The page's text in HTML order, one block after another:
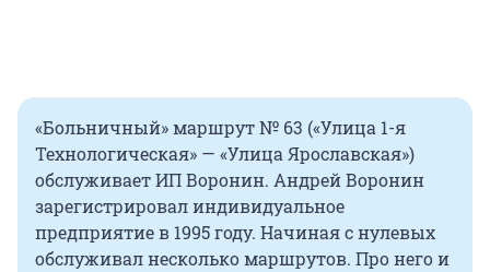
«Больничный» маршрут № 63 («Улица 1-я
Технологическая» — «Улица Ярославская»)
обслуживает ИП Воронин. Андрей Воронин
зарегистрировал индивидуальное
предприятие в 1995 году. Начиная с нулевых
обслуживал несколько маршрутов. Про него и